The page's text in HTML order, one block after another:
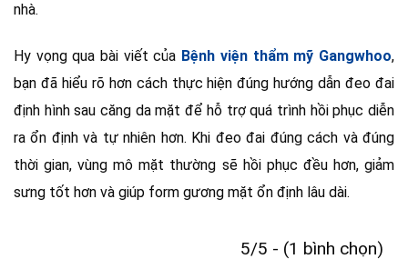
nhà.
Hy vọng qua bài viết của Bệnh viện thẩm mỹ Gangwhoo,
bạn đã hiểu rõ hơn cách thực hiện đúng hướng dẫn đeo đai
định hình sau căng da mặt để hỗ trợ quá trình hồi phục diễn
ra ổn định và tự nhiên hơn. Khi đeo đai đúng cách và đúng
thời gian, vùng mô mặt thường sẽ hồi phục đều hơn, giảm
sưng tốt hơn và giúp form gương mặt ổn định lâu dài.
5/5 - (1 bình chọn)